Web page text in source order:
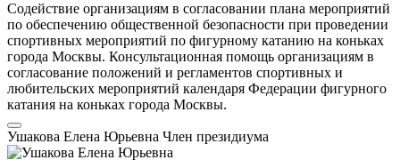
Содействие организациям в согласовании плана мероприятий
по обеспечению общественной безопасности при проведении
спортивных мероприятий по фигурному катанию на коньках
города Москвы. Консультационная помощь организациям в
согласование положений и регламентов спортивных и
любительских мероприятий календаря Федерации фигурного
катания на коньках города Москвы.
Ушакова Елена Юрьевна Член президиума